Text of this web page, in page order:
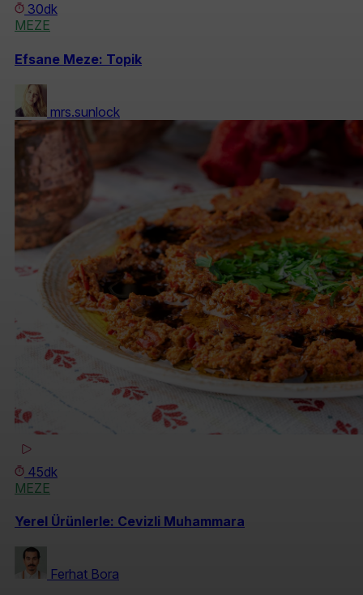
30dk
MEZE
Efsane Meze: Topik
mrs.sunlock
45dk
MEZE
Yerel Ürünlerle: Cevizli Muhammara
Ferhat Bora